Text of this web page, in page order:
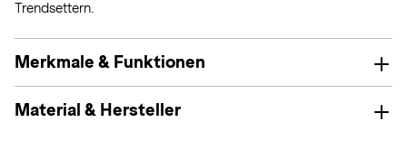
Trendsettern.
Merkmale & Funktionen
Material & Hersteller